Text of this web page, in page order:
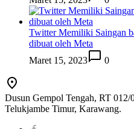
Twitter Memiliki Saingan
dibuat oleh Meta
Maret 15, 2023
0
Dusun Gempol Tengah, RT 012/
Telukjambe Timur, Karawang.